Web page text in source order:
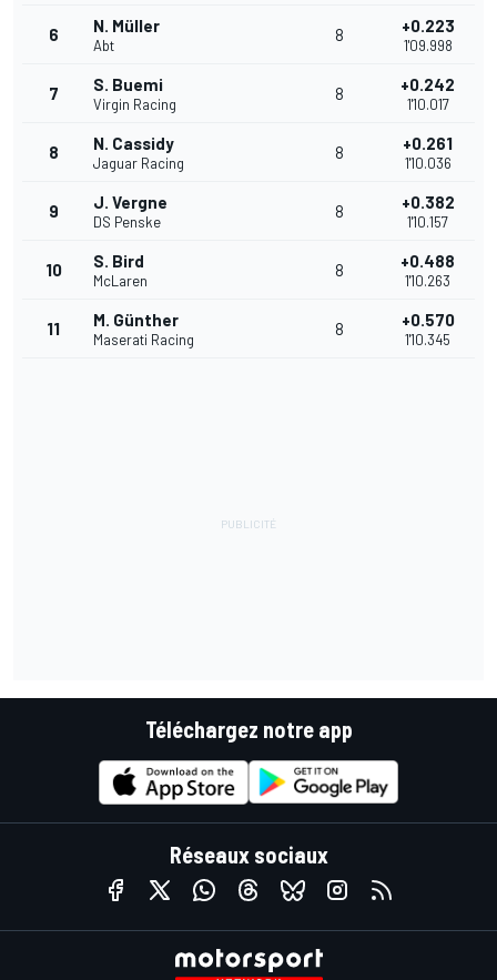
6 N. Müller
Abt
8 +0.223
1'09.998
7 S. Buemi
Virgin Racing
8 +0.242
1'10.017
8 N. Cassidy
Jaguar Racing
8 +0.261
1'10.036
9 J. Vergne
DS Penske
8 +0.382
1'10.157
10 S. Bird
McLaren
8 +0.488
1'10.263
11 M. Günther
Maserati Racing
8 +0.570
1'10.345
Téléchargez notre app
Réseaux sociaux